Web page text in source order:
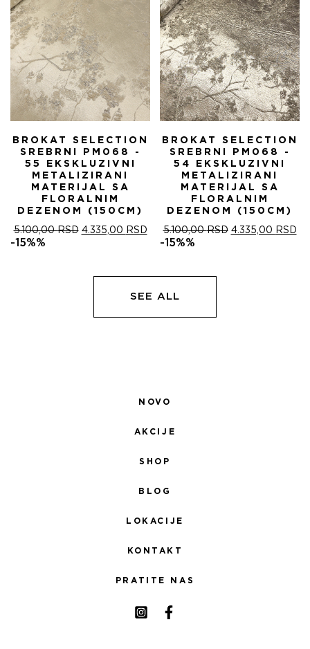
BROKAT SELECTION
SREBRNI PM068 -
55 EKSKLUZIVNI
METALIZIRANI
MATERIJAL SA
FLORALNIM
DEZENOM (150CM)
5.100,00RSD ОРИГИНАЛНА
5.100,00 RSD.
4.335,00 RSDТРЕНУТНА
ЦЕНА
-15%%
BROKAT SELECTION
SREBRNI PM068 -
54 EKSKLUZIVNI
METALIZIRANI
MATERIJAL SA
FLORALNIM
DEZENOM (150CM)
5.100,00RSD ОРИГИНАЛНА
4.335,00 RSD
-15%%
SEE ALL
NOVO
AKCIJE
SHOP
BLOG
LOKACIJE
KONTAKT
PRATITE NAS